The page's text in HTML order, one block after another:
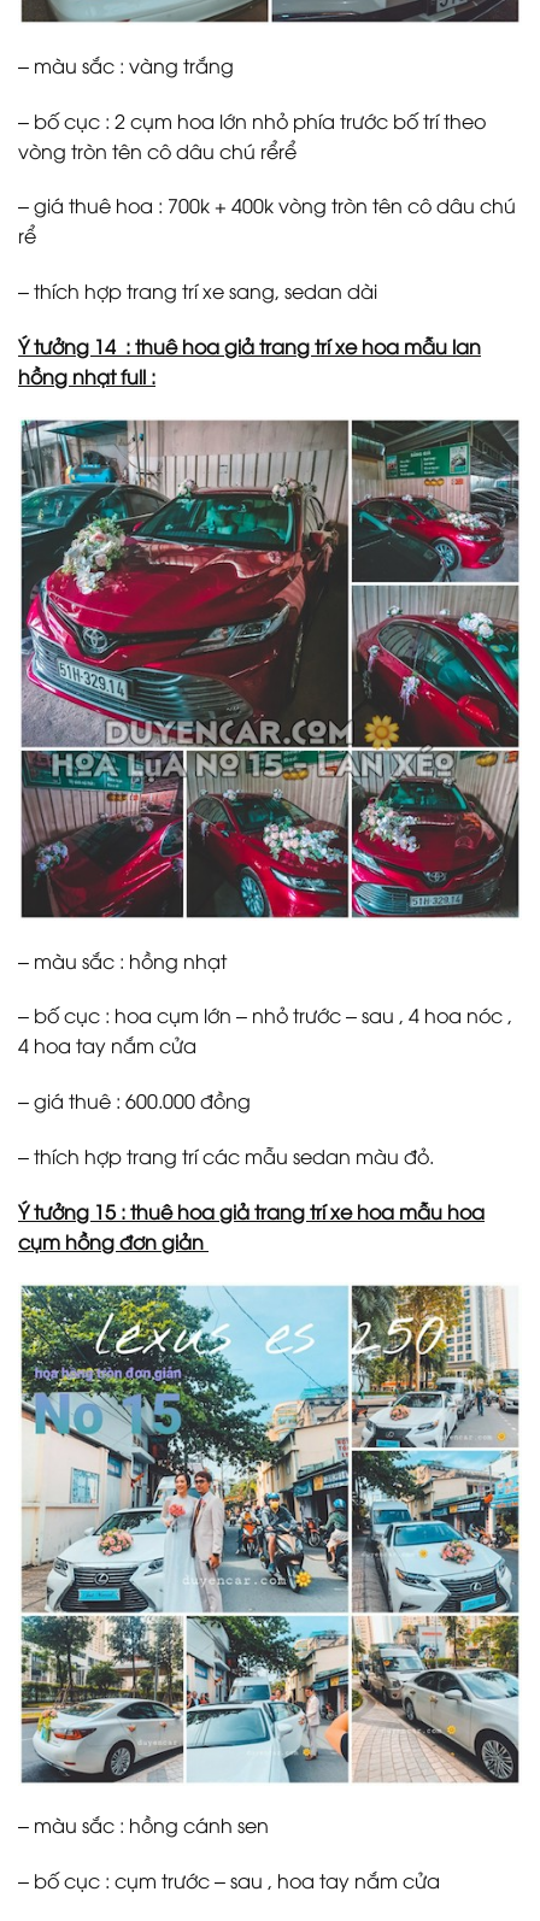
– màu sắc : vàng trắng
– bố cục : 2 cụm hoa lớn nhỏ phía trước bố trí theo
vòng tròn tên cô dâu chú rểrể
– giá thuê hoa : 700k + 400k vòng tròn tên cô dâu chú
rể
– thích hợp trang trí xe sang, sedan dài
Ý tưởng 14 : thuê hoa giả trang trí xe hoa mẫu lan
hồng nhạt full :
– màu sắc : hồng nhạt
– bố cục : hoa cụm lớn – nhỏ trước – sau , 4 hoa nóc ,
4 hoa tay nắm cửa
– giá thuê : 600.000 đồng
– thích hợp trang trí các mẫu sedan màu đỏ.
Ý tưởng 15 : thuê hoa giả trang trí xe hoa mẫu hoa
cụm hồng đơn giản
– màu sắc : hồng cánh sen
– bố cục : cụm trước – sau , hoa tay nắm cửa